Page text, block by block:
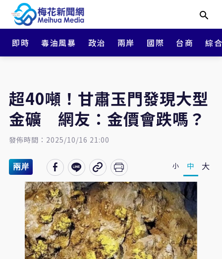
即時 毒油風暴 政治 兩岸 國際 台商 綜
超40噸！甘肅玉門發現大型
金礦 網友：金價會跌嗎？
發佈時間：2025/10/16 21:00
兩岸 小 中 大